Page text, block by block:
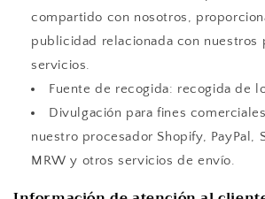
compartido con nosotros,
publicidad relacionada con nuestros
servicios.
Fuente de recogida: recogida de
Divulgación para fines
nuestro procesador Shopify, PayPal,
MRW y otros servicios de envío.